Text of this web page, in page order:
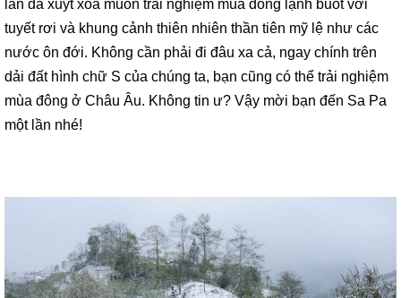
lần đã xuýt xoa muốn trải nghiệm mùa đông lạnh buốt với
tuyết rơi và khung cảnh thiên nhiên thần tiên mỹ lệ như các
nước ôn đới. Không cần phải đi đâu xa cả, ngay chính trên
dải đất hình chữ S của chúng ta, bạn cũng có thể trải nghiệm
mùa đông ở Châu Âu. Không tin ư? Vậy mời bạn đến Sa Pa
một lần nhé!